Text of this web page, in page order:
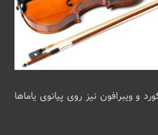
و ویبرافون نیز روی پیانوی یاماها